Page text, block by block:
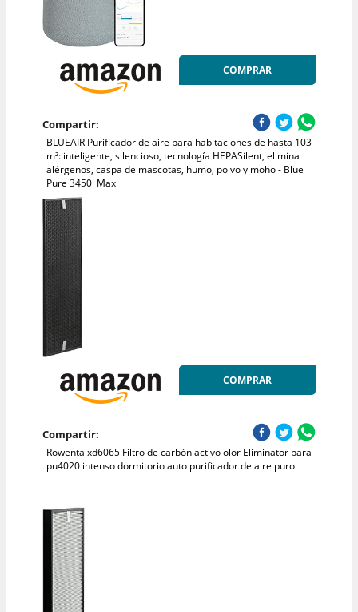
COMPRAR
Compartir:
BLUEAIR Purificador de aire para habitaciones de hasta 103
m²: inteligente, silencioso, tecnología HEPASilent, elimina
alérgenos, caspa de mascotas, humo, polvo y moho - Blue
Pure 3450i Max
COMPRAR
Compartir:
Rowenta xd6065 Filtro de carbón activo olor Eliminator para
pu4020 intenso dormitorio auto purificador de aire puro